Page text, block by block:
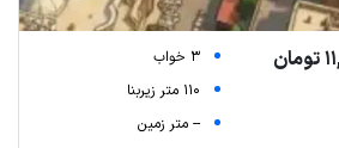
3 خواب
110 متر زیربنا
-- متر زمین